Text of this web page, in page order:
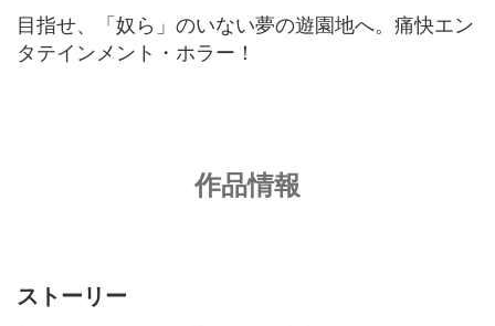
目指せ、「奴ら」のいない夢の遊園地へ。痛快エン
タテインメント・ホラー！
作品情報
ストーリー